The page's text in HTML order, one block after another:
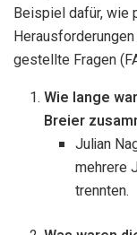
Beispiel dafür, wie
gestellte Fragen
Wie lange
Breier
Julian
mehrere
trennten.